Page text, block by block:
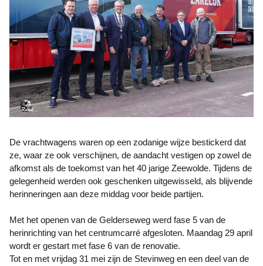
De vrachtwagens waren op een zodanige wijze bestickerd dat
ze, waar ze ook verschijnen, de aandacht vestigen op zowel de
afkomst als de toekomst van het 40 jarige Zeewolde. Tijdens de
gelegenheid werden ook geschenken uitgewisseld, als blijvende
herinneringen aan deze middag voor beide partijen.
Met het openen van de Gelderseweg werd fase 5 van de
herinrichting van het centrumcarré afgesloten. Maandag 29 april
wordt er gestart met fase 6 van de renovatie.
Tot en met vrijdag 31 mei zijn de Stevinweg en een deel van de